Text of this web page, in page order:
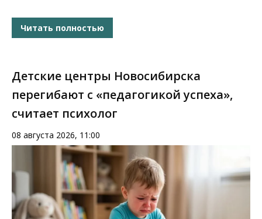
Читать полностью
Детские центры Новосибирска
перегибают с «педагогикой успеха»,
считает психолог
08 августа 2026, 11:00